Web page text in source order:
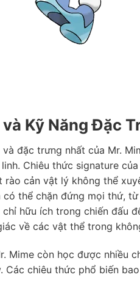
Kỹ Năng Đặc
đặc trưng nhất của Mr.
Chiêu thức signature
rào cản vật lý không thể
có thể chặn đứng mọi thứ,
chỉ hữu ích trong chiến đấu
về các vật thể trong
Mime còn học được nhiều
Các chiêu thức phổ biến